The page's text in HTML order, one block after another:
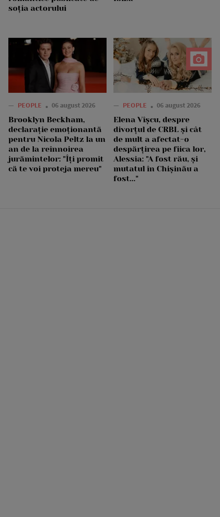
soția actorului
— PEOPLE 06 august 2026
Brooklyn Beckham,
declarație emoționantă
pentru Nicola Peltz la un
an de la reînnoirea
jurămintelor: "Îți promit
că te voi proteja mereu"
— PEOPLE 06 august 2026
Elena Vîșcu, despre
divorțul de CRBL și cât
de mult a afectat-o
despărțirea pe fiica lor,
Alessia: "A fost rău, și
mutatul în Chișinău a
fost..."